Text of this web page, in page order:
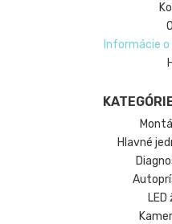
Informácie
Hlavné